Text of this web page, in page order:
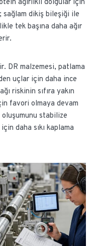
ağırlıklı dolgular için
sağlam dikiş bileşiği ile
tek başına daha ağır
DR malzemesi, patlama
uçlar için daha ince
riskinin sıfıra yakın
favori olmaya devam
stabilize
daha sıkı kaplama